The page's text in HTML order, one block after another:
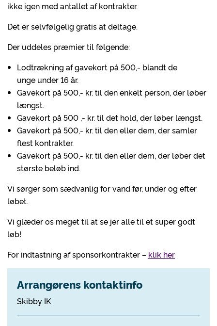
ikke igen med antallet af kontrakter.
Det er selvfølgelig gratis at deltage.
Der uddeles præmier til følgende:
Lodtrækning af gavekort på 500,- blandt de
unge under 16 år.
Gavekort på 500,- kr. til den enkelt person, der løber
længst.
Gavekort på 500 ,- kr. til det hold, der løber længst.
Gavekort på 500,- kr. til den eller dem, der samler
flest kontrakter.
Gavekort på 500,- kr. til den eller dem, der løber det
største beløb ind.
Vi sørger som sædvanlig for vand før, under og efter
løbet.
Vi glæder os meget til at se jer alle til et super godt
løb!
For indtastning af sponsorkontrakter – klik her
Arrangørens kontaktinfo
Skibby IK